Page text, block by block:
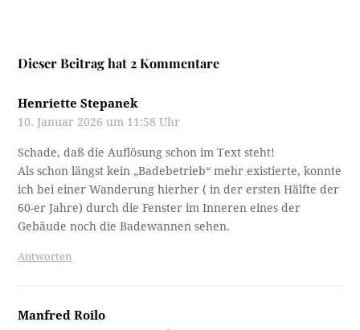
Dieser Beitrag hat 2 Kommentare
Henriette Stepanek
10. Januar 2026 um 11:58 Uhr
Schade, daß die Auflösung schon im Text steht!
Als schon längst kein „Badebetrieb“ mehr existierte, konnte
ich bei einer Wanderung hierher ( in der ersten Hälfte der
60-er Jahre) durch die Fenster im Inneren eines der
Gebäude noch die Badewannen sehen.
Antworten
Manfred Roilo